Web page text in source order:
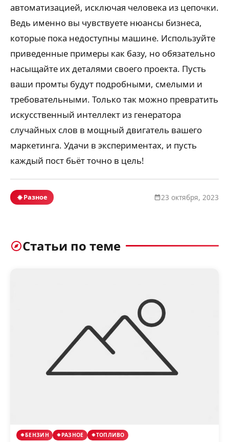
автоматизацией, исключая человека из цепочки.
Ведь именно вы чувствуете нюансы бизнеса,
которые пока недоступны машине. Используйте
приведенные примеры как базу, но обязательно
насыщайте их деталями своего проекта. Пусть
ваши промты будут подробными, смелыми и
требовательными. Только так можно превратить
искусственный интеллект из генератора
случайных слов в мощный двигатель вашего
маркетинга. Удачи в экспериментах, и пусть
каждый пост бьёт точно в цель!
Разное 23 октября, 2023
Статьи по теме
БЕНЗИН РАЗНОЕ ТОПЛИВО